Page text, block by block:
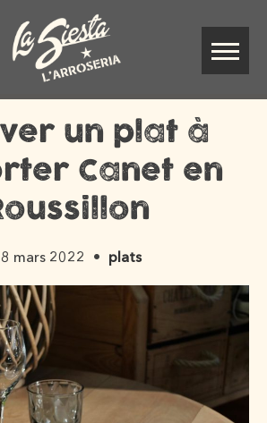
un plat à
Canet en
mars 2022 plats